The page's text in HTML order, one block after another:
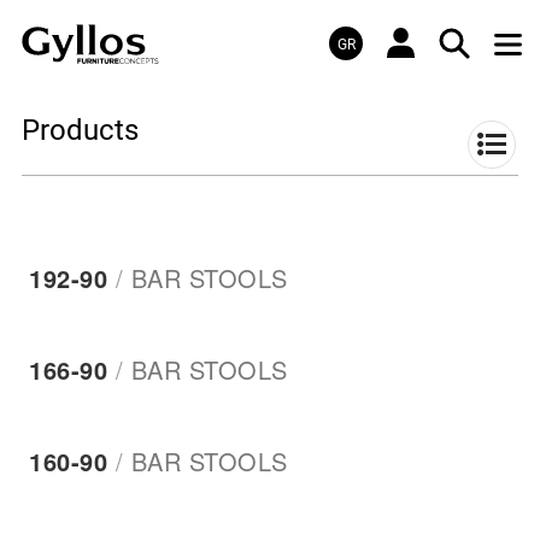
GR
Products
192-90 / BAR STOOLS
166-90 / BAR STOOLS
160-90 / BAR STOOLS